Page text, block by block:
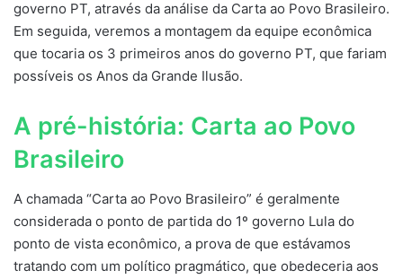
governo PT, através da análise da Carta ao Povo Brasileiro.
Em seguida, veremos a montagem da equipe econômica
que tocaria os 3 primeiros anos do governo PT, que fariam
possíveis os Anos da Grande Ilusão.
A pré-história: Carta ao Povo
Brasileiro
A chamada “Carta ao Povo Brasileiro” é geralmente
considerada o ponto de partida do 1º governo Lula do
ponto de vista econômico, a prova de que estávamos
tratando com um político pragmático, que obedeceria aos